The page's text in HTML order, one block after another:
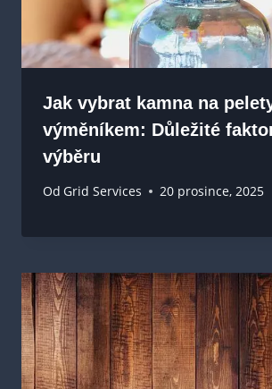
Jak vybrat kamna na
výměníkem: Důležité
výběru
Od Grid Services 20 prosince, 2025